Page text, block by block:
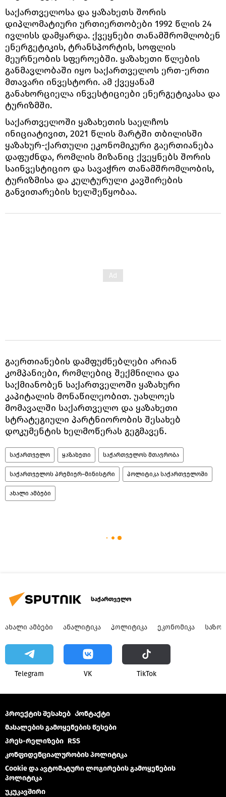
საქართველოსა და ყაზახეთს შორის
დიპლომატიური ურთიერთობები 1992 წლის 24
ივლისს დამყარდა. ქვეყნები თანამშრომლობენ
ენერგეტიკის, ტრანსპორტის, სოფლის
მეურნეობის სფეროებში. ყაზახეთი წლების
განმავლობაში იყო საქართველოს ერთ-ერთი
მთავარი ინვესტორი. ამ ქვეყანამ
განახორციელა ინვესტიციები ენერგეტიკასა და
ტურიზმში.
საქართველოში ყაზახეთის საელჩოს
ინიციატივით, 2021 წლის მარტში თბილისში
ყაზახურ-ქართული ეკონომიკური გაერთიანება
დაფუძნდა, რომლის მიზანიც ქვეყნებს შორის
საინვესტიციო და სავაჭრო თანამშრომლობის,
ტურიზმისა და კულტურული კავშირების
განვითარების ხელშეწყობაა.
გაერთიანების დამფუძნებლები არიან
კომპანიები, რომლებიც შექმნილია და
საქმიანობენ საქართველოში ყაზახური
კაპიტალის მონაწილეობით. უახლოეს
მომავალში საქართველო და ყაზახეთი
სტრატეგიული პარტნიორობის შესახებ
დოკუმენტის ხელმოწერას გეგმავენ.
საქართველო ყაზახეთი საქართველოს მთავრობა
საქართველოს პრემიერ–მინისტრი პოლიტიკა საქართველოში
ახალი ამბები
საქართველო
ᲐᲮᲐᲚᲘ ᲐᲛᲑᲔᲑᲘ ᲐᲜᲐᲚᲘᲢᲘᲙᲐ ᲞᲝᲚᲘᲢᲘᲙᲐ ᲔᲙᲝᲜᲝᲛᲘᲙᲐ
Telegram VK ТikТоk
პროექტის შესახებ Კონტაქტი
მასალების გამოყენების წესები
პრეს-რელიზები RSS
კონფიდენციალურობის პოლიტიკა
Cookie და ავტომატური ლოგირების გამოყენების
პოლიტიკა
უკუკავშირი